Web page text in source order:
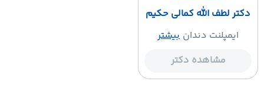
دکتر لطف الله کمالی حکیم
ایمپلنت دندان بیشتر
مشاهده دکتر